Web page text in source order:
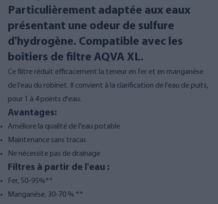
Particulièrement adaptée aux eaux
présentant une odeur de sulfure
d'hydrogène. Compatible avec les
boîtiers de filtre AQVA XL.
Ce filtre réduit efficacement la teneur en fer et en manganèse
de l'eau du robinet. Il convient à la clarification de l'eau de puits,
pour 1 à 4 points d'eau.
Avantages:
Améliore la qualité de l'eau potable
Maintenance sans tracas
Ne nécessite pas de drainage
Filtres à partir de l'eau :
Fer, 50-95%**
Manganèse, 30-70 % **